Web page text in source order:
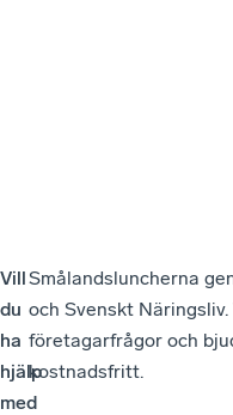
Vill
du
ha
hjälp
med
Smålandsluncherna
och Svenskt
företagarfrågor och
kostnadsfritt.